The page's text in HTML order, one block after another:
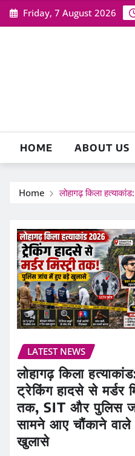
Skip
to
Friday, 7 August 2026
HOME ABOUT US
Home लोहागढ़ किला
LATEST NEWS
लोहागढ़ किला
ट्रेकिंग हादसे से मर्डर
तक, SIT और पुलिस
सामने आए चौंकाने वाले
खुलासे